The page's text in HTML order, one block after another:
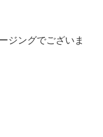
ジングでございま